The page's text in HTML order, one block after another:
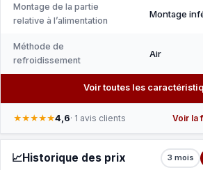
Montage de la partie
relative à l’alimentation
Montage
Méthode de
refroidissement
Air
Voir toutes les
★★★★★4,6· 1 avis clients Voir la
📈Historique des prix 3 mois